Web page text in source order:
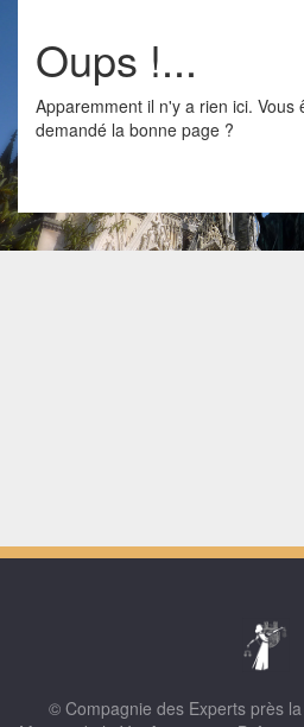
Oups !...
Apparemment il n'y a rien ici. Vous
demandé la bonne page ?
© Compagnie des Experts près